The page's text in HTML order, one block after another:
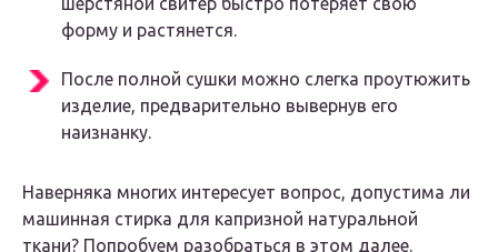
форму и растянется.
После полной сушки можно слегка проутюжить
изделие, предварительно вывернув его
наизнанку.
Наверняка многих интересует вопрос, допустима ли
машинная стирка для капризной натуральной
ткани? Попробуем разобраться в этом далее.